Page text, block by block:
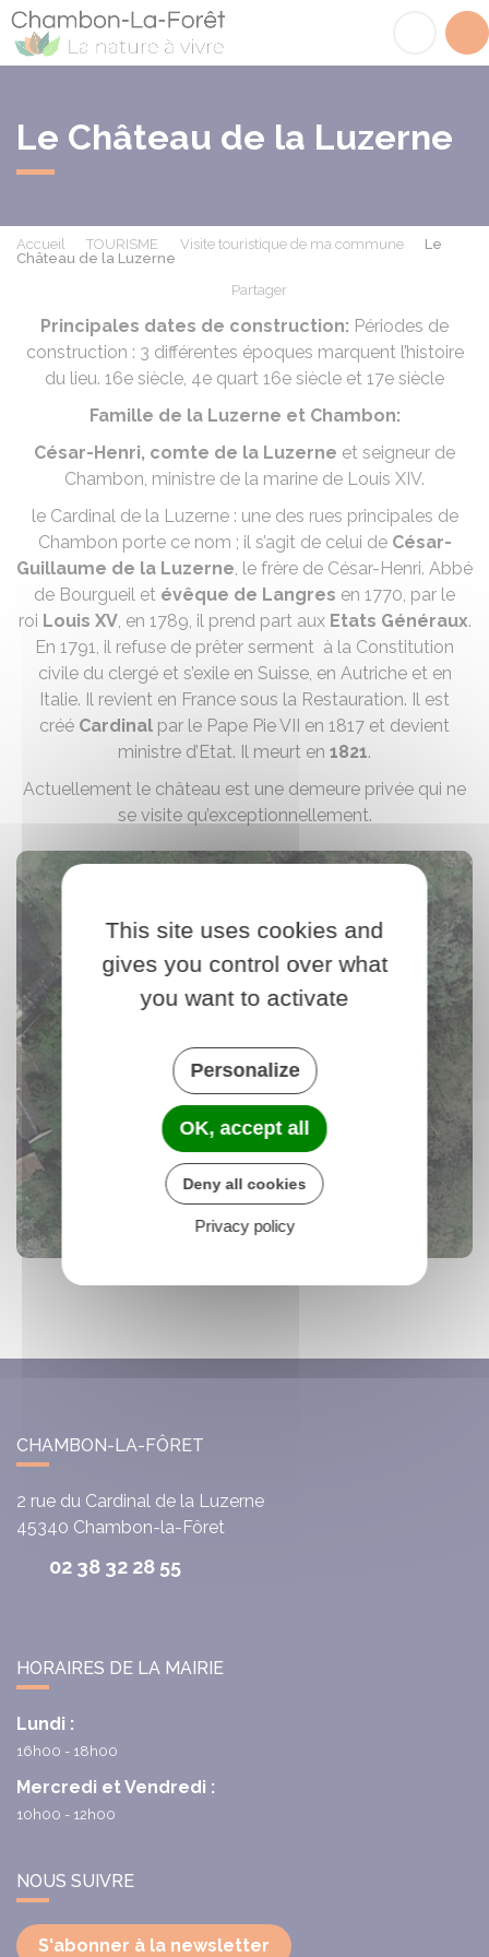
Le Château de la Luzerne
Accueil TOURISME Visite touristique de ma commune
Le
Château de la Luzerne
Partager
Principales dates de construction: Périodes de
construction : 3 différentes époques marquent l’histoire
du lieu. 16e siècle, 4e quart 16e siècle et 17e siècle
Famille de la Luzerne et Chambon:
César-Henri, comte de la Luzerne et seigneur de
Chambon, ministre de la marine de Louis XIV.
le Cardinal de la Luzerne : une des rues principales de
Chambon porte ce nom ; il s’agit de celui de César-
Guillaume de la Luzerne, le frère de César-Henri. Abbé
de Bourgueil et évêque de Langres en 1770, par le
roi Louis XV, en 1789, il prend part aux Etats Généraux.
En 1791, il refuse de prêter serment à la Constitution
civile du clergé et s’exile en Suisse, en Autriche et en
Italie. Il revient en France sous la Restauration. Il est
créé Cardinal par le Pape Pie VII en 1817 et devient
ministre d’Etat. Il meurt en 1821.
Actuellement le château est une demeure privée qui ne
se visite qu’exceptionnellement.
CHAMBON-LA-FÔRET
2 rue du Cardinal de la Luzerne
45340 Chambon-la-Fôret
02 38 32 28 55
HORAIRES DE LA MAIRIE
Lundi :
16h00 - 18h00
Mercredi et Vendredi :
10h00 - 12h00
NOUS SUIVRE
S'abonner à la newsletter
This site uses cookies and
gives you control over what
you want to activate
Personalize
OK, accept all
Deny all cookies
Privacy policy